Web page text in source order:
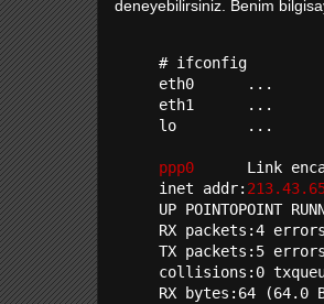
deneyebilirsiniz. Benim
# ifconfig
eth0      ...
eth1      ...
lo        ...
ppp0 Link
inet addr:
UP POINTOPOINT
RX packets:4
TX packets:5
collisions:0